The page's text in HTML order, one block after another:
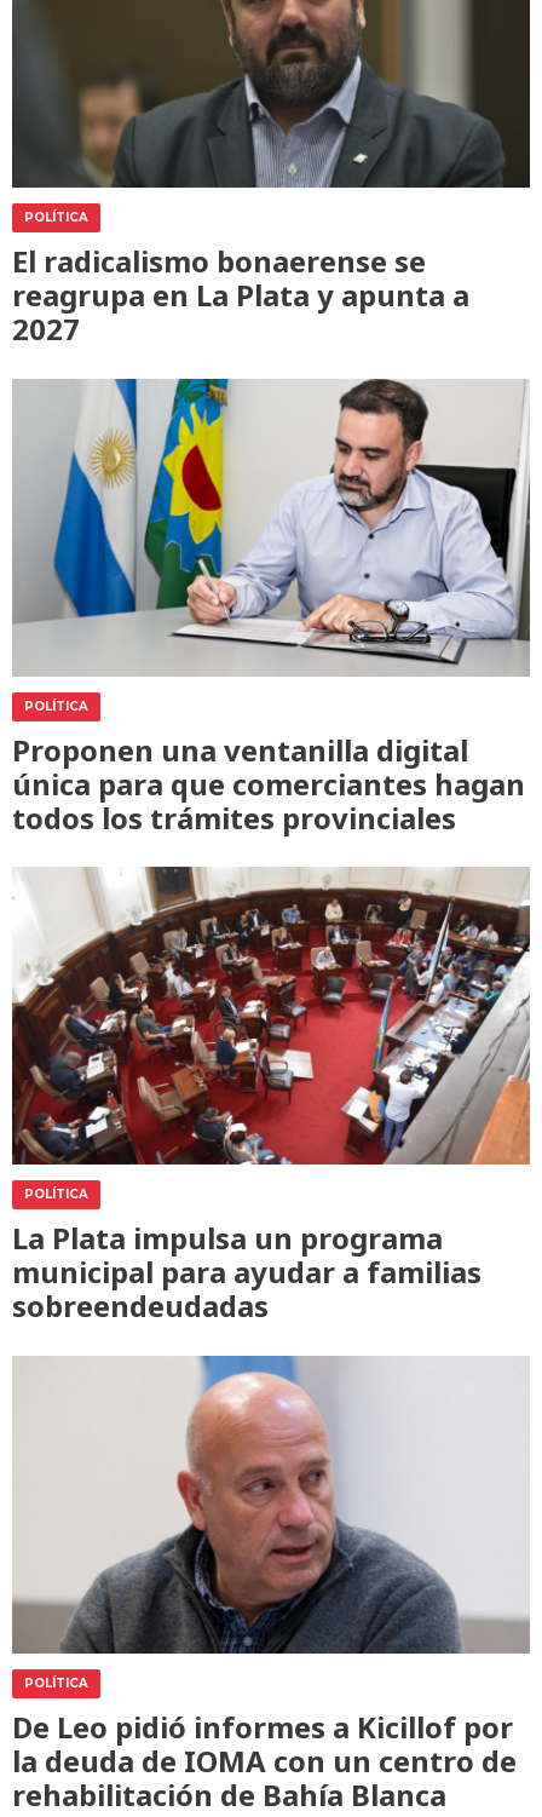
POLÍTICA
El radicalismo bonaerense se
reagrupa en La Plata y apunta a
2027
POLÍTICA
Proponen una ventanilla digital
única para que comerciantes hagan
todos los trámites provinciales
POLÍTICA
La Plata impulsa un programa
municipal para ayudar a familias
sobreendeudadas
POLÍTICA
De Leo pidió informes a Kicillof por
la deuda de IOMA con un centro de
rehabilitación de Bahía Blanca